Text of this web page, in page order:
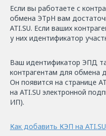
Если вы работаете с
обмена ЭТрН вам
ATI.SU. Если ваших
у них идентификатор
Ваш идентификатор ЭПД
контрагентам для обмена
Он появится на странице
на ATI.SU электронной
ИП).
Как добавить КЭП на ATI.SU